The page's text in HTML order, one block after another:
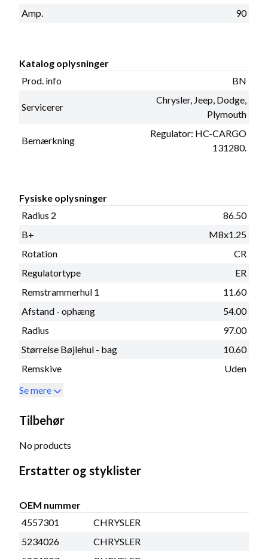
Amp.
90
Katalog oplysninger
Prod. info
BN
Servicerer
Chrysler, Jeep, Dodge,
Plymouth
Bemærkning
Regulator: HC-CARGO
131280.
Fysiske oplysninger
Radius 2
86.50
B+
M8x1.25
Rotation
CR
Regulatortype
ER
Remstrammerhul 1
11.60
Afstand - ophæng
54.00
Radius
97.00
Størrelse Bøjlehul - bag
10.60
Remskive
Uden
Se mere
Tilbehør
No products
Erstatter og styklister
OEM nummer
4557301
CHRYSLER
5234026
CHRYSLER